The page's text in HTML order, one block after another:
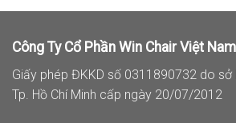
Công Ty Cổ Phần Win Chair Việt Nam
Giấy phép ĐKKD số 0311890732 do
Tp. Hồ Chí Minh cấp ngày 20/07/2012